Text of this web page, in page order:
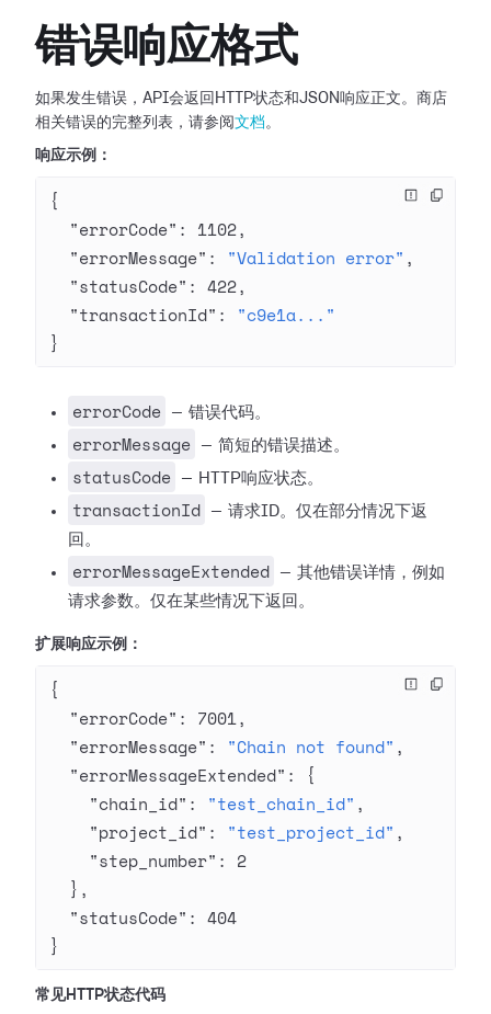
错误响应格式
如果发生错误，API会返回HTTP状态和JSON响应正文。商店
相关错误的完整列表，请参阅 文档。
响应示例：
{
  "errorCode"
: 1102,
  "errorMessage"
: "Validation error" ,
  "statusCode"
: 422,
  "transactionId"
: "c9e1a..."
}
errorCode — 错误代码。
errorMessage — 简短的错误描述。
statusCode — HTTP响应状态。
transactionId
— 请求ID。仅在部分情况下返
回。
errorMessageExtended
— 其他错误详情，例如
请求参数。仅在某些情况下返回。
扩展响应示例：
{
  "errorCode"
: 7001,
  "errorMessage"
: "Chain not found" ,
  "errorMessageExtended"
: {
    "chain_id"
: "test_chain_id" ,
    "project_id"
: "test_project_id" ,
    "step_number"
: 2
  },
  "statusCode"
: 404
}
常见HTTP状态代码